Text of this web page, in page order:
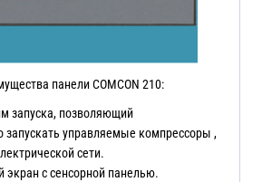
панели COMCON 210:
запуска, позволяющий
запускать управляемые компрессоры ,
сети.
экран с сенсорной панелью.